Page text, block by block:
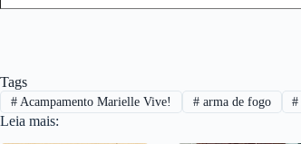
Tags
#Acampamento Marielle Vive! #arma de fogo #
Leia mais: